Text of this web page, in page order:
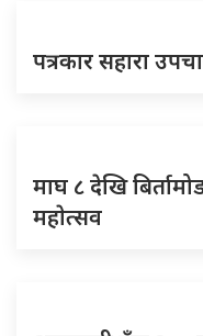
पत्रकार सहारा
माघ ८ देखि
महाेत्सव